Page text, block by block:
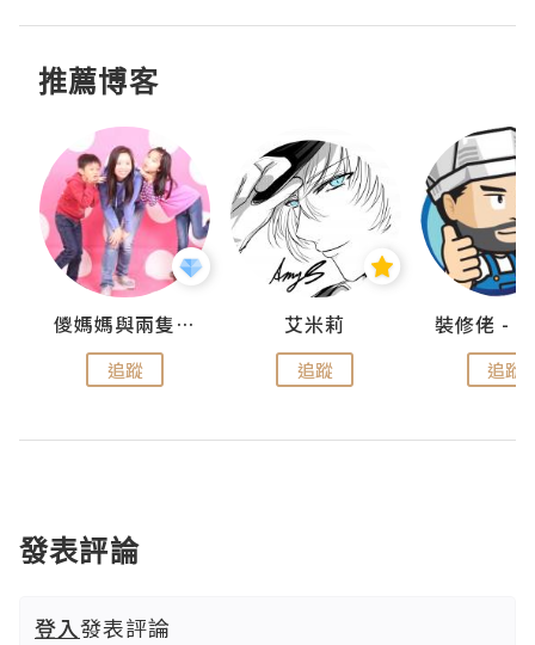
推薦博客
儍媽媽與兩隻小魔怪之家
追蹤
艾米莉
追蹤 追蹤
發表評論
登入發表評論